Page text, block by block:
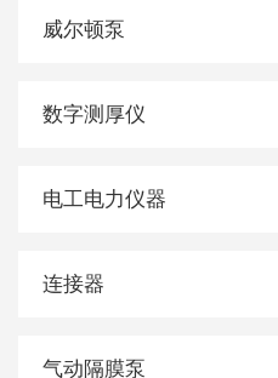
威尔顿泵
数字测厚仪
电工电力仪器
连接器
气动隔膜泵